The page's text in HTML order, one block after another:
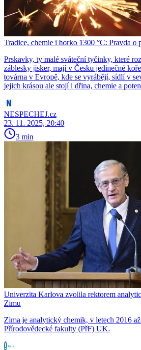
Tradice, chemie i horko 1300 °C: Pravda o
Prskavky, ty malé sváteční tyčinky, které
záblesky jisker, mají v Česku jedinečné
továrna v Evropě, kde se vyrábějí, sídlí v
jejich krásou ale stojí i dřina, chemie a
NESPECHEJ.cz
23. 11. 2025, 20:40
3 min
Univerzita Karlova zvolila rektorem
Zimu
Zima je analytický chemik, v letech 2016
Přírodovědecké fakulty (PřF) UK.